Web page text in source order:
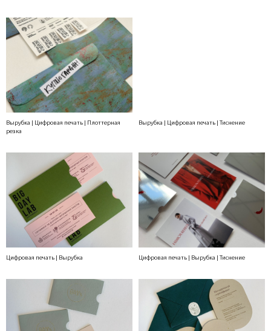
Вырубка | Цифровая печать | Плоттерная
резка
Вырубка | Цифровая печать | Тиснение
Цифровая печать | Вырубка Цифровая печать | Вырубка | Тиснение